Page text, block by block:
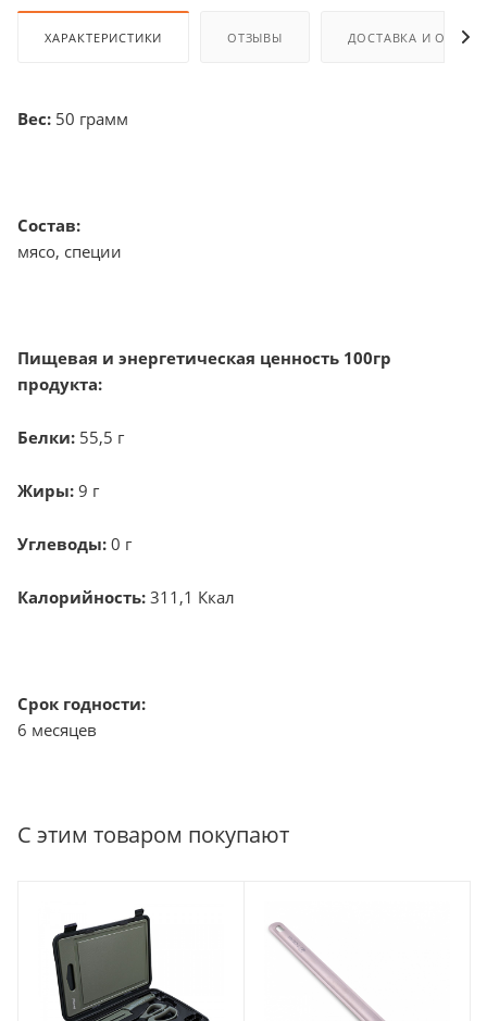
ХАРАКТЕРИСТИКИ ОТЗЫВЫ ДОСТАВКА И
Вес: 50 грамм
Состав:
мясо, специи
Пищевая и энергетическая ценность 100гр
продукта:
Белки: 55,5 г
Жиры: 9 г
Углеводы: 0 г
Калорийность: 311,1 Ккал
Срок годности:
6 месяцев
С этим товаром покупают